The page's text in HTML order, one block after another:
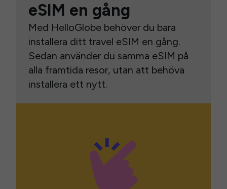
eSIM en gång
Med HelloGlobe behöver du bara
installera ditt travel eSIM en gång.
Sedan använder du samma eSIM på
alla framtida resor, utan att behöva
installera ett nytt.